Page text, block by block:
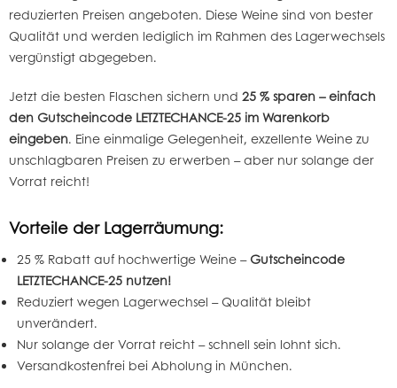
reduzierten Preisen angeboten. Diese Weine sind von bester
Qualität und werden lediglich im Rahmen des Lagerwechsels
vergünstigt abgegeben.
Jetzt die besten Flaschen sichern und 25 % sparen – einfach
den Gutscheincode LETZTECHANCE-25 im Warenkorb
eingeben. Eine einmalige Gelegenheit, exzellente Weine zu
unschlagbaren Preisen zu erwerben – aber nur solange der
Vorrat reicht!
Vorteile der Lagerräumung:
25 % Rabatt auf hochwertige Weine –Gutscheincode
LETZTECHANCE-25 nutzen!
Reduziert wegen Lagerwechsel – Qualität bleibt
unverändert.
Nur solange der Vorrat reicht – schnell sein lohnt sich.
Versandkostenfrei bei Abholung in München.